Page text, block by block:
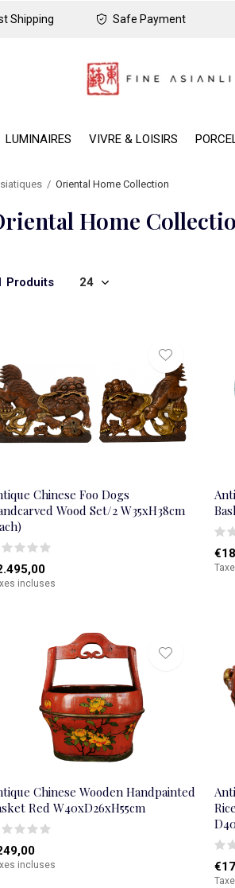
LUMINAIRES VIVRE & LOISIRS
Shipping Safe Payment
Oriental Home Collection
Home
Produits
Chinese Foo Dogs
Wood Set/2 W35xH38cm
incluses
Chinese Wooden Handpainted
Red W40xD26xH55cm
incluses